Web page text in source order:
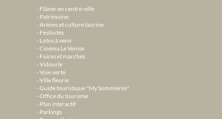
Flâner en centre-ville
Patrimoine
Arènes et culture taurine
Festivités
Lotos à venir
Cinéma Le Venise
Foires et marchés
Vidourle
Voie verte
Ville fleurie
Guide touristique "My Sommières"
Office du tourisme
Plan interactif
Parkings